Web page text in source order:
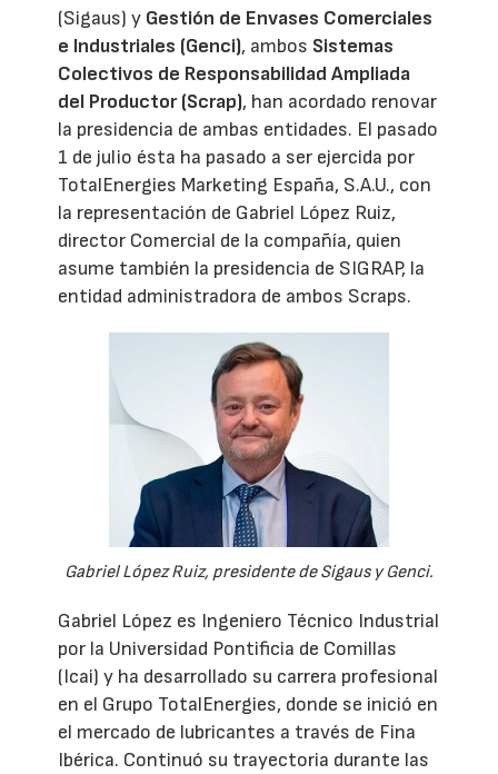
(Sigaus) y Gestión de Envases Comerciales
e Industriales (Genci), ambos Sistemas
Colectivos de Responsabilidad Ampliada
del Productor (Scrap), han acordado renovar
la presidencia de ambas entidades. El pasado
1 de julio ésta ha pasado a ser ejercida por
TotalEnergies Marketing España, S.A.U., con
la representación de Gabriel López Ruiz,
director Comercial de la compañía, quien
asume también la presidencia de SIGRAP, la
entidad administradora de ambos Scraps.
Gabriel López Ruiz, presidente de Sigaus y Genci.
Gabriel López es Ingeniero Técnico Industrial
por la Universidad Pontificia de Comillas
(Icai) y ha desarrollado su carrera profesional
en el Grupo TotalEnergies, donde se inició en
el mercado de lubricantes a través de Fina
Ibérica. Continuó su trayectoria durante las